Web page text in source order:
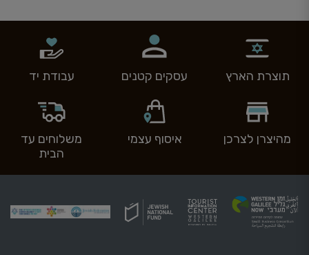
תוצרת הארץ עסקים קטנים עבודת יד
מהיצרן לצרכן איסוף עצמי
משלוחים עד
הבית